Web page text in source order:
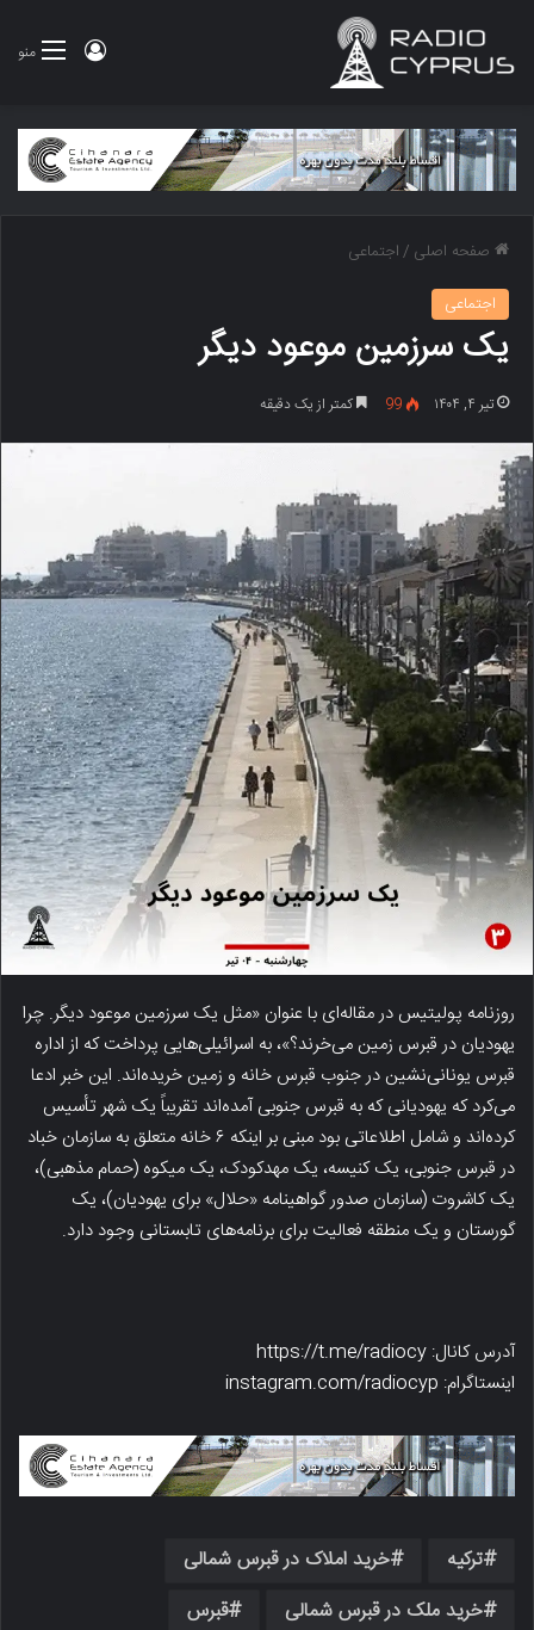
منو ورود
صفحه اصلی /اجتماعی
اجتماعی
یک سرزمین موعود دیگر
تیر ۴, ۱۴۰۴ 99 کمتر از یک دقیقه
روزنامه پولیتیس در مقاله‌ای با عنوان «مثل یک سرزمین موعود دیگر. چرا
یهودیان در قبرس زمین می‌خرند؟»، به اسرائیلی‌هایی پرداخت که از اداره
قبرس یونانی‌نشین در جنوب قبرس خانه و زمین خریده‌اند. این خبر ادعا
می‌کرد که یهودیانی که به قبرس جنوبی آمده‌اند تقریباً یک شهر تأسیس
کرده‌اند و شامل اطلاعاتی بود مبنی بر اینکه ۶ خانه متعلق به سازمان خباد
در قبرس جنوبی، یک کنیسه، یک مهدکودک، یک میکوه (حمام مذهبی)،
یک کاشروت (سازمان صدور گواهینامه «حلال» برای یهودیان)، یک
گورستان و یک منطقه فعالیت برای برنامه‌های تابستانی وجود دارد.
آدرس کانال: https://t.me/radiocy
اینستاگرام: instagram.com/radiocyp
ترکیه
خرید املاک در قبرس شمالی
خرید ملک در قبرس شمالی
قبرس